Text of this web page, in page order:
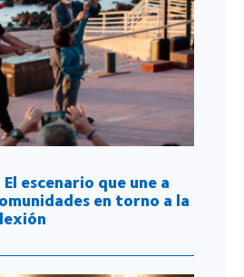
escenario que une a
en torno a la